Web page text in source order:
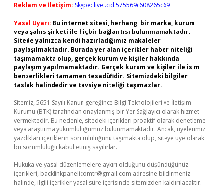
Reklam ve İletişim: Skype: live:.cid.575569c608265c69
Yasal Uyarı: Bu internet sitesi, herhangi bir marka, kurum
veya şahıs şirketi ile hiçbir bağlantısı bulunmamaktadır.
Sitede yalnızca kendi hazırladığımız makaleler
paylaşılmaktadır. Burada yer alan içerikler haber niteliği
taşımamakta olup, gerçek kurum ve kişiler hakkında
paylaşım yapılmamaktadır. Gerçek kurum ve kişiler ile isim
benzerlikleri tamamen tesadüfidir. Sitemizdeki bilgiler
taslak halindedir ve tavsiye niteliği taşımazlar.
Sitemiz, 5651 Sayılı Kanun gereğince Bilgi Teknolojileri ve İletişim
Kurumu (BTK) tarafından onaylanmış bir Yer Sağlayıcı olarak hizmet
vermektedir. Bu nedenle, sitedeki içerikleri proaktif olarak denetleme
veya araştırma yükümlülüğümüz bulunmamaktadır. Ancak, üyelerimiz
yazdıkları içeriklerin sorumluluğunu taşımakta olup, siteye üye olarak
bu sorumluluğu kabul etmiş sayılırlar.
Hukuka ve yasal düzenlemelere aykırı olduğunu düşündüğünüz
içerikleri, backlinkpanelicomtr@gmail.com adresine bildirmeniz
halinde, ilgili içerikler yasal süre içerisinde sitemizden kaldırılacaktır.